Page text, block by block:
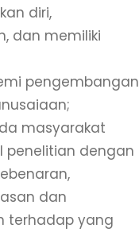
diri,
dan memiliki
pengembangan
masyarakat
penelitian dengan
dan
terhadap yang